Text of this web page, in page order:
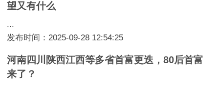
望又有什么
...
发布时间：2025-09-28 12:54:25
河南四川陕西江西等多省首富更迭，80后首富
来了？